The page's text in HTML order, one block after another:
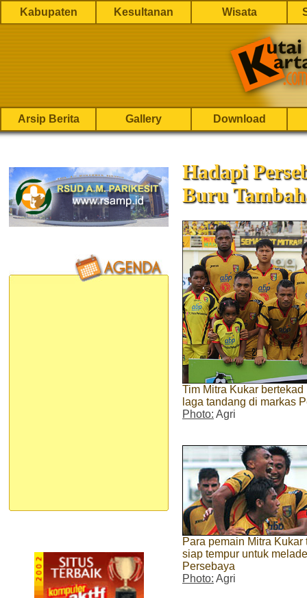
Kabupaten Kesultanan Wisata
Arsip Berita Gallery Download
Hadapi
Buru
Tim Mitra Kukar
laga tandang di markas
Photo: Agri
Para pemain Mitra Kukar
siap tempur untuk
Persebaya
Photo: Agri